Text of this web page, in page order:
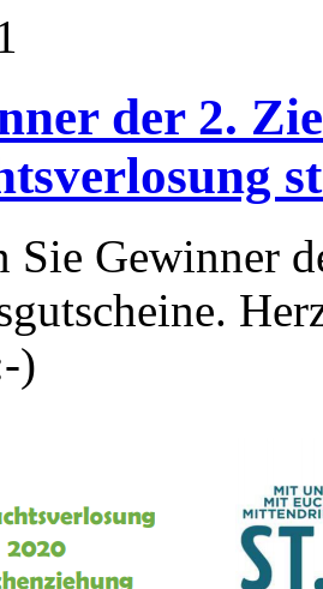
der 2.
Sie Gewinner
)